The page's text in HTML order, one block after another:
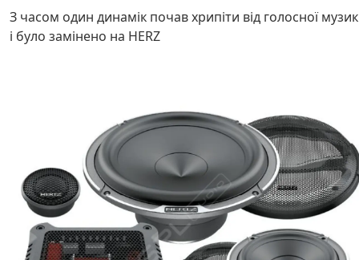
З часом один динамік почав хрипіти від голосної
і було замінено на HERZ